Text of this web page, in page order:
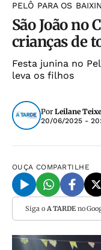
PELÔ PARA OS
São João no
crianças de
Festa junina no
leva os filhos
Por Leilane
20/06/2025 -
OUÇA COMPARTILHE
Siga o A TARDEno